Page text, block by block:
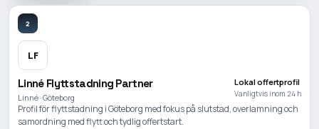
2
LF
Linné Flyttstadning Partner
Linné · Göteborg
Lokal offertprofil
Vanligtvis inom 24 h
Profil för flyttstadning i Göteborg med fokus på slutstad, overlamning och
samordning med flytt och tydlig offertstart.